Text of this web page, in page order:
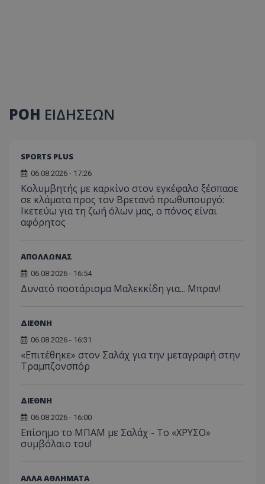
ΡΟΗ ΕΙΔΗΣΕΩΝ
SPORTS PLUS
06.08.2026 - 17:26
Κολυμβητής με καρκίνο στον εγκέφαλο ξέσπασε
σε κλάματα προς τον Βρετανό πρωθυπουργό:
Ικετεύω για τη ζωή όλων μας, ο πόνος είναι
αφόρητος
ΑΠΟΛΛΩΝΑΣ
06.08.2026 - 16:54
Δυνατό ποστάρισμα Μαλεκκίδη για... Μπραν!
ΔΙΕΘΝΗ
06.08.2026 - 16:31
«Επιτέθηκε» στον Σαλάχ για την μεταγραφή στην
Τραμπζονσπόρ
ΔΙΕΘΝΗ
06.08.2026 - 16:00
Επίσημο το ΜΠΑΜ με Σαλάχ - Το «ΧΡΥΣΟ»
συμβόλαιο του!
ΑΛΛΑ ΑΘΛΗΜΑΤΑ